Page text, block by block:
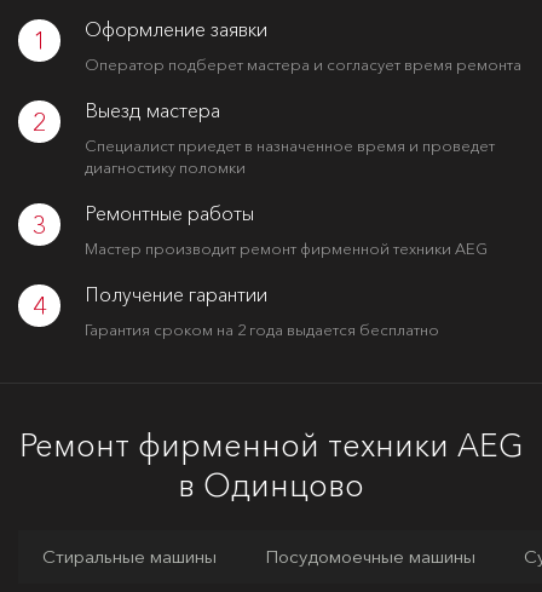
1 Оформление заявки
Оператор подберет мастера и согласует время ремонта
2 Выезд мастера
Специалист приедет в назначенное время и проведет
диагностику поломки
3 Ремонтные работы
Мастер производит ремонт фирменной техники AEG
4 Получение гарантии
Гарантия сроком на 2 года выдается бесплатно
Ремонт фирменной техники AEG
в Одинцово
Стиральные машины Посудомоечные машины